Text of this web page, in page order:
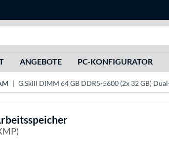
ANGEBOTE PC-KONFIGURATOR
G.Skill DIMM 64 GB DDR5-5600 (2x 32 GB)